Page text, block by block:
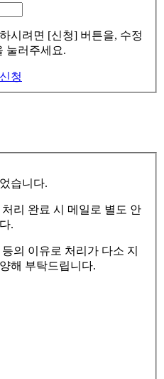
시려면 [신청] 버튼을, 수정
눌러주세요.
신청
습니다.
리 완료 시 메일로 별도 안
.
의 이유로 처리가 다소 지
해 부탁드립니다.